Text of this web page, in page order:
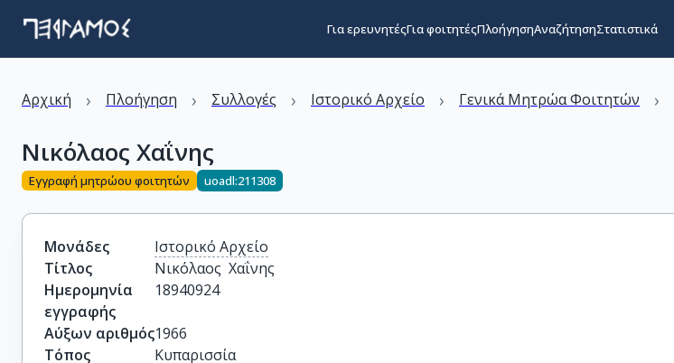
Για ερευνητέςΓια φοιτητέςΠλοήγησηΑναζήτησηΣτατιστικά
Αρχική › Πλοήγηση › Συλλογές › Ιστορικό Αρχείο › Γενικά Μητρώα Φοιτητών ›
Νικόλαος Χαΐνης
Εγγραφή μητρώου φοιτητών uoadl:211308
Μονάδες
Ιστορικό Αρχείο
Τίτλος
Νικόλαος  Χαΐνης
Ημερομηνία
εγγραφής
18940924
Αύξων αριθμός1966
Τόπος
Κυπαρισσία